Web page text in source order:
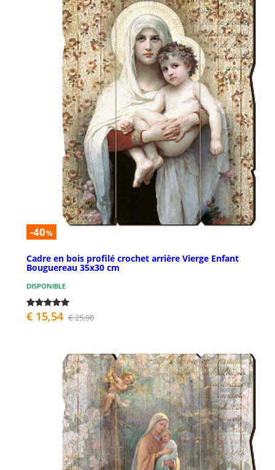
-40%
Cadre en bois profilé crochet arrière Vierge Enfant
Bouguereau 35x30 cm
DISPONIBLE
€ 15,54 € 25,90